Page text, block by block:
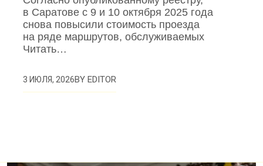
в Саратове с 9 и 10 октября 2025 года
снова повысили стоимость проезда
на ряде маршрутов, обслуживаемых
Читать…
3 ИЮЛЯ, 2026BYEDITOR